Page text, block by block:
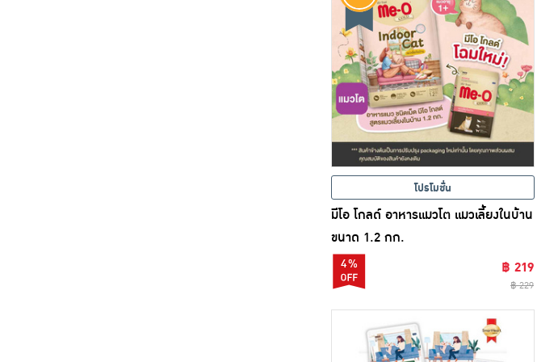
โปรโมชั่น
มีโอ โกลด์ อาหารแมวโต แมวเลี้ยงในบ้าน
ขนาด 1.2 กก.
4% ฿ 219
฿ 229